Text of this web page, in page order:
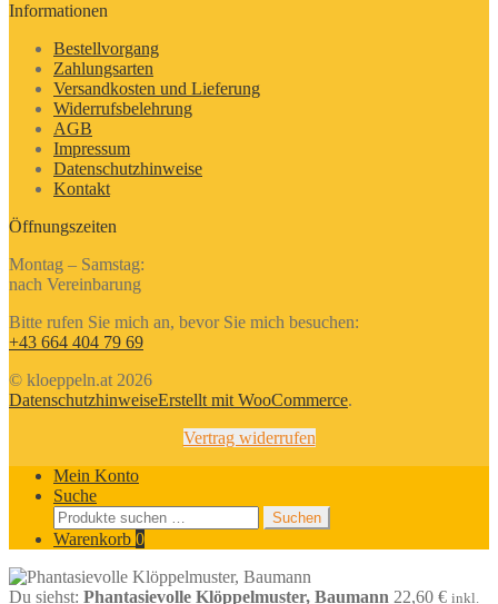
Informationen
Bestellvorgang
Zahlungsarten
Versandkosten und Lieferung
Widerrufsbelehrung
AGB
Impressum
Datenschutzhinweise
Kontakt
Öffnungszeiten
Montag – Samstag:
nach Vereinbarung
Bitte rufen Sie mich an, bevor Sie mich besuchen:
+43 664 404 79 69
© kloeppeln.at 2026
DatenschutzhinweiseErstellt mit WooCommerce.
Vertrag widerrufen
Mein Konto
Suche
Suchen
nach:
Suchen
Warenkorb 0
Du siehst: Phantasievolle Klöppelmuster, Baumann 22,60 € inkl.